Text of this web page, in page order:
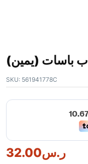
باسات (يمين)
SKU: 561941778C
ر.س32.00